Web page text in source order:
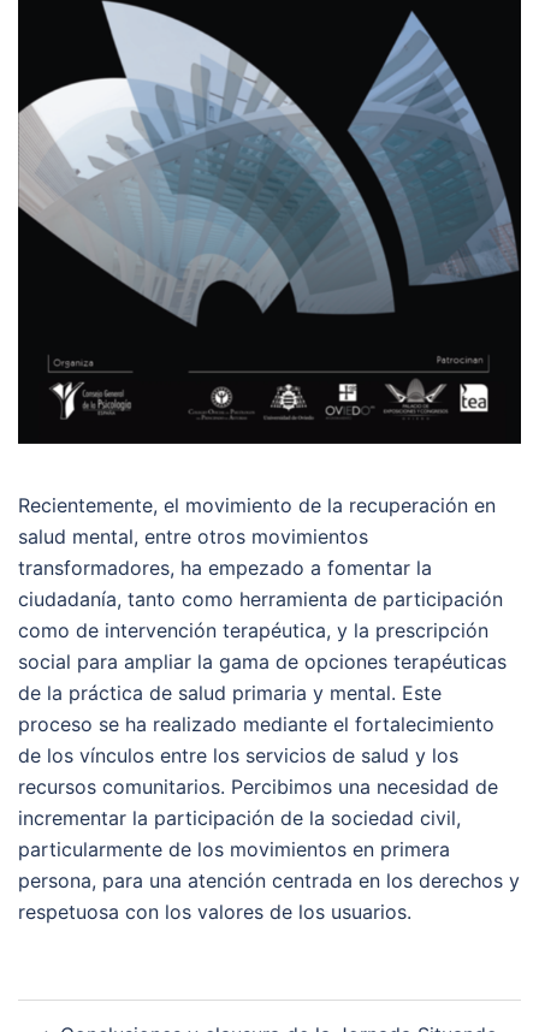
Recientemente, el movimiento de la recuperación en
salud mental, entre otros movimientos
transformadores, ha empezado a fomentar la
ciudadanía, tanto como herramienta de participación
como de intervención terapéutica, y la prescripción
social para ampliar la gama de opciones terapéuticas
de la práctica de salud primaria y mental. Este
proceso se ha realizado mediante el fortalecimiento
de los vínculos entre los servicios de salud y los
recursos comunitarios. Percibimos una necesidad de
incrementar la participación de la sociedad civil,
particularmente de los movimientos en primera
persona, para una atención centrada en los derechos y
respetuosa con los valores de los usuarios.